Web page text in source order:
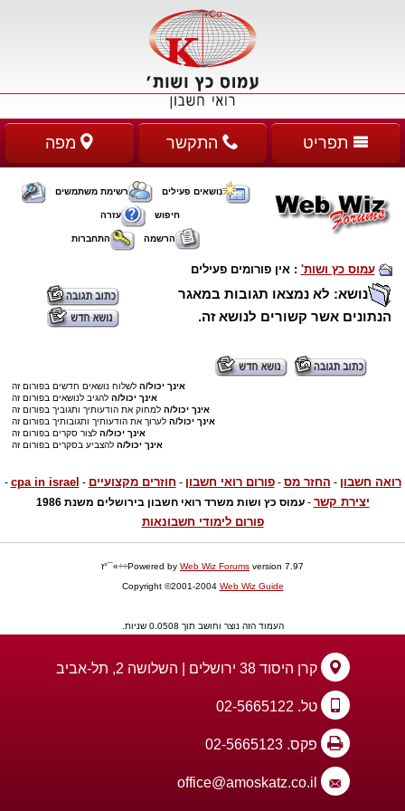
תפריט התקשר מפה
נושאים פעילים רשימת משתמשים
חיפוש עזרה
הרשמה התחברות
עמוס כץ ושות' :אין פורומים פעילים
נושא: לא נמצאו תגובות במאגר
הנתונים אשר קשורים לנושא זה.
אינך יכול/ה לשלוח נושאים חדשים בפורום זה
אינך יכול/ה להגיב לנושאים בפורום זה
אינך יכול/ה למחוק את הודעותיך ותגוביך בפורום זה
אינך יכול/ה לערוך את הודעותיך ותגובותיך בפורום זה
אינך יכול/ה לצור סקרים בפורום זה
אינך יכול/ה להצביע בסקרים בפורום זה
רואה חשבון - החזר מס -פורום רואי חשבון - חוזרים מקצועיים -
cpa in israel
-
יצירת קשר -עמוס כץ ושות משרד רואי חשבון בירושלים משנת 1986
פורום לימודי חשבונאות
Powered by Web Wiz Forums version 7.97÷÷»¯°ז
Copyright ©2001-2004 Web Wiz Guide
העמוד הזה נוצר וחושב תוך 0.0508 שניות.
קרן היסוד 38 ירושלים | השלושה 2, תל-אביב
טל. 02-5665122
פקס. 02-5665123
office@amoskatz.co.il